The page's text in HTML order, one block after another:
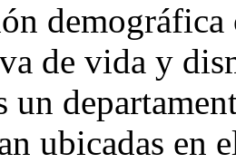
demográfica
de vida y
un
ubicadas